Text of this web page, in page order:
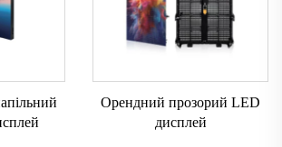
Орендний прозорий LED
дисплей